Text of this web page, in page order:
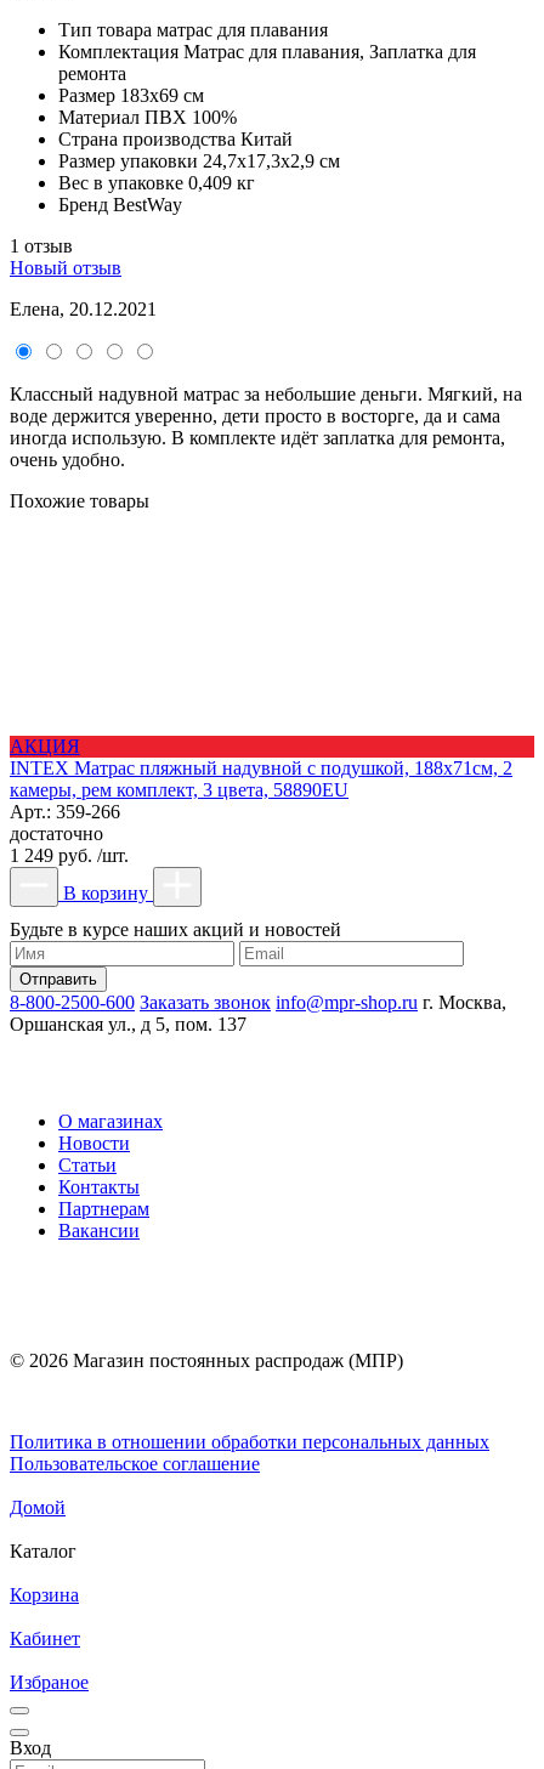
Тип товара матрас для плавания
Комплектация Матрас для плавания, Заплатка для
ремонта
Размер 183х69 см
Материал ПВХ 100%
Страна производства Китай
Размер упаковки 24,7x17,3x2,9 см
Вес в упаковке 0,409 кг
Бренд BestWay
1 отзыв
Новый отзыв
Елена, 20.12.2021
Классный надувной матрас за небольшие деньги. Мягкий, на
воде держится уверенно, дети просто в восторге, да и сама
иногда использую. В комплекте идёт заплатка для ремонта,
очень удобно.
Похожие товары
АКЦИЯ
INTEX Матрас пляжный надувной с подушкой, 188x71см, 2
камеры, рем комплект, 3 цвета, 58890EU
Арт.: 359-266
достаточно
1 249 руб. /шт.
В корзину
Будьте в курсе наших акций и новостей
8-800-2500-600 Заказать звонок info@mpr-shop.ru г. Москва,
Оршанская ул., д 5, пом. 137
О магазинах
Новости
Статьи
Контакты
Партнерам
Вакансии
© 2026 Магазин постоянных распродаж (МПР)
Политика в отношении обработки персональных данных
Пользовательское соглашение
Домой
Каталог
Корзина
Кабинет
Избраное
Вход